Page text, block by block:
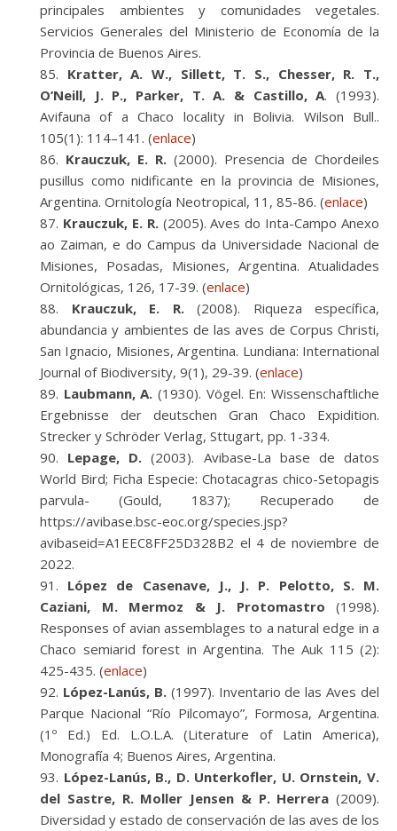
principales ambientes y comunidades vegetales.
Servicios Generales del Ministerio de Economía de la
Provincia de Buenos Aires.
Kratter, A. W., Sillett, T. S., Chesser, R. T.,
O’Neill, J. P., Parker, T. A. & Castillo, A. (1993).
Avifauna of a Chaco locality in Bolivia. Wilson Bull..
105(1): 114–141. (enlace)
Krauczuk, E. R. (2000). Presencia de Chordeiles
pusillus como nidificante en la provincia de Misiones,
Argentina. Ornitología Neotropical, 11, 85-86. (enlace)
Krauczuk, E. R.(2005). Aves do Inta-Campo Anexo
ao Zaiman, e do Campus da Universidade Nacional de
Misiones, Posadas, Misiones, Argentina. Atualidades
Ornitológicas, 126, 17-39. (enlace)
Krauczuk, E. R.(2008). Riqueza específica,
abundancia y ambientes de las aves de Corpus Christi,
San Ignacio, Misiones, Argentina. Lundiana: International
Journal of Biodiversity, 9(1), 29-39. (enlace)
Laubmann, A. (1930). Vögel. En: Wissenschaftliche
Ergebnisse der deutschen Gran Chaco Expidition.
Strecker y Schröder Verlag, Sttugart, pp. 1-334.
Lepage, D. (2003). Avibase-La base de datos
World Bird; Ficha Especie: Chotacagras chico-Setopagis
parvula- (Gould, 1837); Recuperado de
https://avibase.bsc-eoc.org/species.jsp?
avibaseid=A1EEC8FF25D328B2 el 4 de noviembre de
2022.
López de Casenave, J., J. P. Pelotto, S. M.
Caziani, M. Mermoz & J. Protomastro (1998).
Responses of avian assemblages to a natural edge in a
Chaco semiarid forest in Argentina. The Auk 115 (2):
425-435. (enlace)
López-Lanús, B.(1997). Inventario de las Aves del
Parque Nacional “Río Pilcomayo”, Formosa, Argentina.
(1º Ed.) Ed. L.O.L.A. (Literature of Latin America),
Monografía 4; Buenos Aires, Argentina.
López-Lanús, B., D. Unterkofler, U. Ornstein, V.
del Sastre, R. Moller Jensen & P. Herrera (2009).
Diversidad y estado de conservación de las aves de los